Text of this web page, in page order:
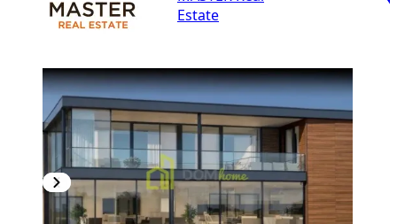
Estate